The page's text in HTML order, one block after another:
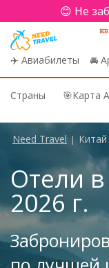
😊 Не
✈️ Авиабилеты 🚘
Страны 🎯Карта
Need Travel | Китай
Отели
2026 г.